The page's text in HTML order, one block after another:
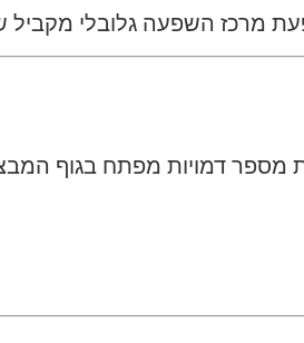
מרכז השפעה גלובלי מקביל
מספר דמויות מפתח בגוף